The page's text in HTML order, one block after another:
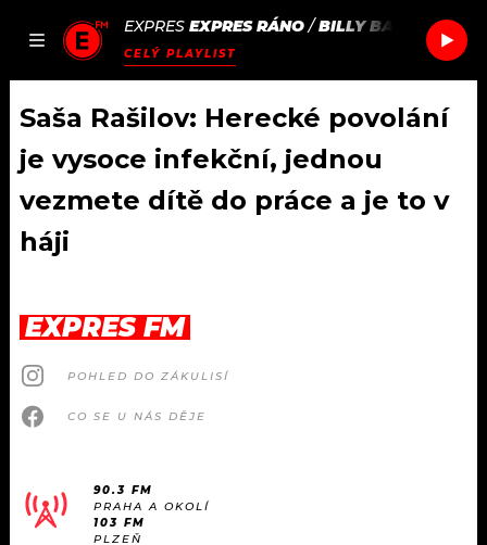
JAK
SEZNAM.CZ
EXPRES EXPRES RÁNO/BILLY BARMAN &
CELÝ PLAYLIST
ČLÁNKY
HUDBA
ROZHOVORY
KALENDÁŘ
RÁDIO
PROGRAM
Saša Rašilov: Herecké povolání
je vysoce infekční, jednou
vezmete dítě do práce a je to v
háji
EXPRES FM
POHLED DO ZÁKULISÍ
CO SE U NÁS DĚJE
90.3 FM
PRAHA A OKOLÍ
103 FM
PLZEŇ